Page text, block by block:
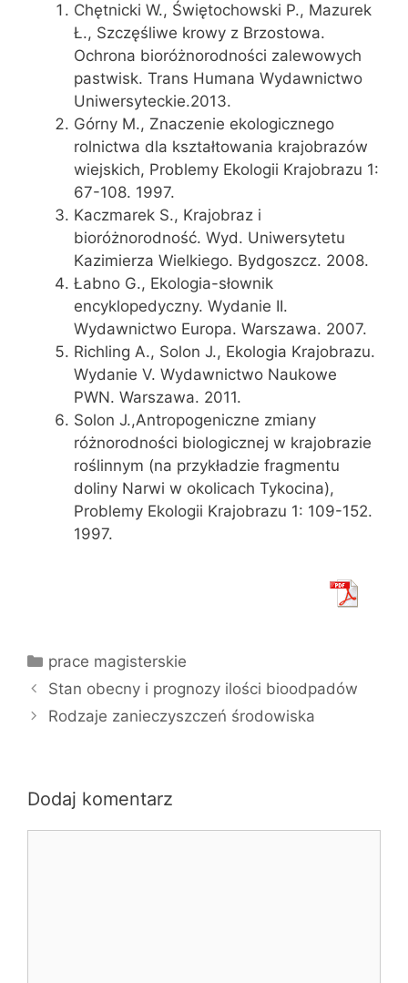
Chętnicki W., Świętochowski P., Mazurek
Ł., Szczęśliwe krowy z Brzostowa.
Ochrona bioróżnorodności zalewowych
pastwisk. Trans Humana Wydawnictwo
Uniwersyteckie.2013.
Górny M., Znaczenie ekologicznego
rolnictwa dla kształtowania krajobrazów
wiejskich, Problemy Ekologii Krajobrazu 1:
67-108. 1997.
Kaczmarek S., Krajobraz i
bioróżnorodność. Wyd. Uniwersytetu
Kazimierza Wielkiego. Bydgoszcz. 2008.
Łabno G., Ekologia-słownik
encyklopedyczny. Wydanie II.
Wydawnictwo Europa. Warszawa. 2007.
Richling A., Solon J., Ekologia Krajobrazu.
Wydanie V. Wydawnictwo Naukowe
PWN. Warszawa. 2011.
Solon J.,Antropogeniczne zmiany
różnorodności biologicznej w krajobrazie
roślinnym (na przykładzie fragmentu
doliny Narwi w okolicach Tykocina),
Problemy Ekologii Krajobrazu 1: 109-152.
1997.
Kategorie
prace magisterskie
Stan obecny i prognozy ilości bioodpadów
Rodzaje zanieczyszczeń środowiska
Dodaj komentarz